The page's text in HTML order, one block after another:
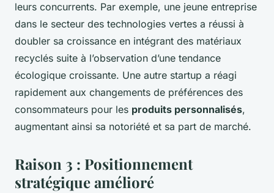
leurs concurrents. Par exemple, une jeune entreprise
dans le secteur des technologies vertes a réussi à
doubler sa croissance en intégrant des matériaux
recyclés suite à l’observation d’une tendance
écologique croissante. Une autre startup a réagi
rapidement aux changements de préférences des
consommateurs pour les produits personnalisés,
augmentant ainsi sa notoriété et sa part de marché.
Raison 3 : Positionnement
stratégique amélioré